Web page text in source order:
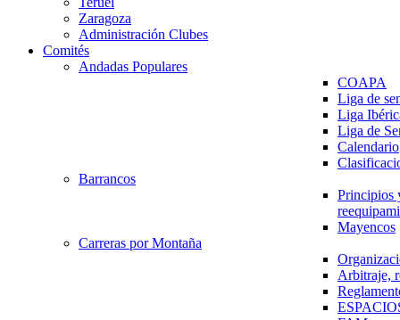
Zaragoza
Administración Clubes
Comités
Andadas Populares
COAPA
Liga de
Liga
Liga de
Calendario
Barrancos
Principios
Mayencos
Carreras por Montaña
Arbitraje,